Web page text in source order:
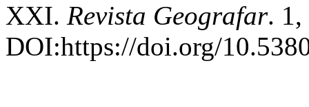
XXI. Revista Geografar. 1,
DOI:https://doi.org/